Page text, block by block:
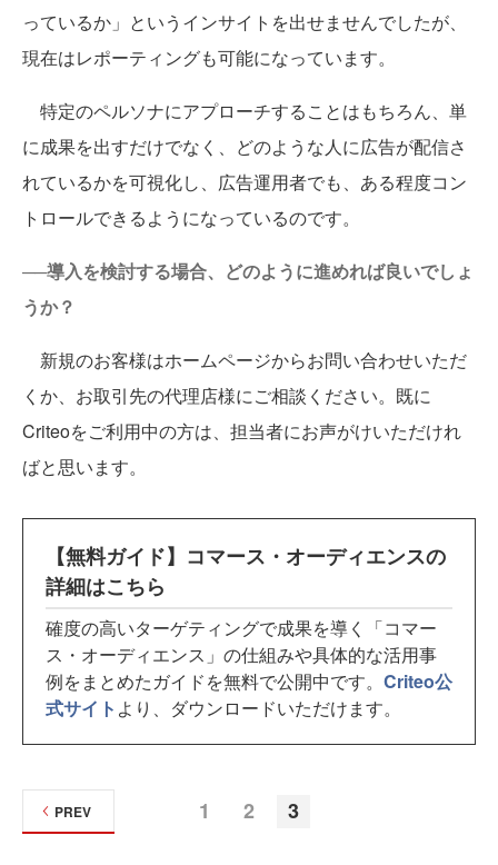
っているか」というインサイトを出せませんでしたが、
現在はレポーティングも可能になっています。
特定のペルソナにアプローチすることはもちろん、単
に成果を出すだけでなく、どのような人に広告が配信さ
れているかを可視化し、広告運用者でも、ある程度コン
トロールできるようになっているのです。
──導入を検討する場合、どのように進めれば良いでしょ
うか？
新規のお客様はホームページからお問い合わせいただ
くか、お取引先の代理店様にご相談ください。既に
Criteoをご利用中の方は、担当者にお声がけいただけれ
ばと思います。
【無料ガイド】コマース・オーディエンスの
詳細はこちら
確度の高いターゲティングで成果を導く「コマー
ス・オーディエンス」の仕組みや具体的な活用事
例をまとめたガイドを無料で公開中です。 Criteo公
式サイト より、ダウンロードいただけます。
1 2 3
PREV